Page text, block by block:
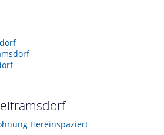
Hereinspaziert